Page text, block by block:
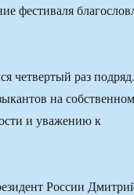
фестиваля
четвертый раз подряд.
на собственном
и уважению к
России